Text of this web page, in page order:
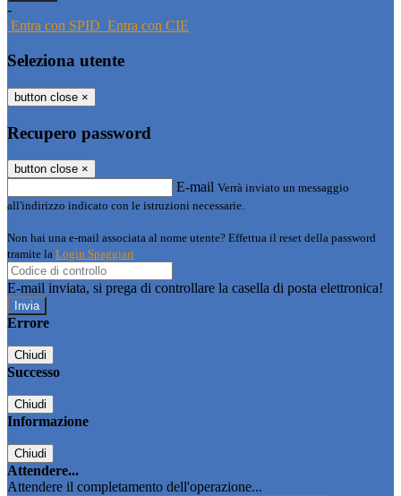
-
Entra con SPID Entra con CIE
Seleziona utente
button close ×
Recupero password
button close ×
E-mail Verrà inviato un messaggio
all'indirizzo indicato con le istruzioni necessarie.
Non hai una e-mail associata al nome utente? Effettua il reset della password
tramite la Login Spaggiari
E-mail inviata, si prega di controllare la casella di posta elettronica!
Errore
Chiudi
Successo
Chiudi
Informazione
Chiudi
Attendere...
Attendere il completamento dell'operazione...